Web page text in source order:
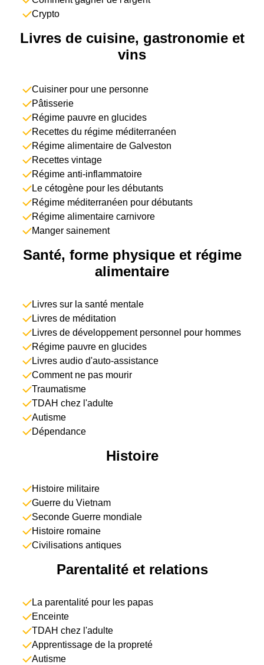
Crypto
Livres de cuisine, gastronomie et
vins
Cuisiner pour une personne
Pâtisserie
Régime pauvre en glucides
Recettes du régime méditerranéen
Régime alimentaire de Galveston
Recettes vintage
Régime anti-inflammatoire
Le cétogène pour les débutants
Régime méditerranéen pour débutants
Régime alimentaire carnivore
Manger sainement
Santé, forme physique et régime
alimentaire
Livres sur la santé mentale
Livres de méditation
Livres de développement personnel pour hommes
Régime pauvre en glucides
Livres audio d'auto-assistance
Comment ne pas mourir
Traumatisme
TDAH chez l'adulte
Autisme
Dépendance
Histoire
Histoire militaire
Guerre du Vietnam
Seconde Guerre mondiale
Histoire romaine
Civilisations antiques
Parentalité et relations
La parentalité pour les papas
Enceinte
TDAH chez l'adulte
Apprentissage de la propreté
Autisme